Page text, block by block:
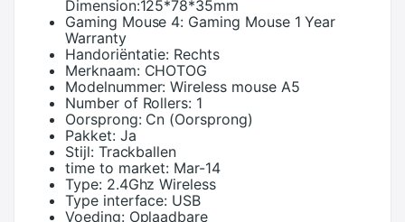
Dimension:125*78*35mm
Gaming Mouse 4: Gaming Mouse 1 Year
Warranty
Handoriëntatie: Rechts
Merknaam: CHOTOG
Modelnummer: Wireless mouse A5
Number of Rollers: 1
Oorsprong: Cn (Oorsprong)
Pakket: Ja
Stijl: Trackballen
time to market: Mar-14
Type: 2.4Ghz Wireless
Type interface: USB
Voeding: Oplaadbare